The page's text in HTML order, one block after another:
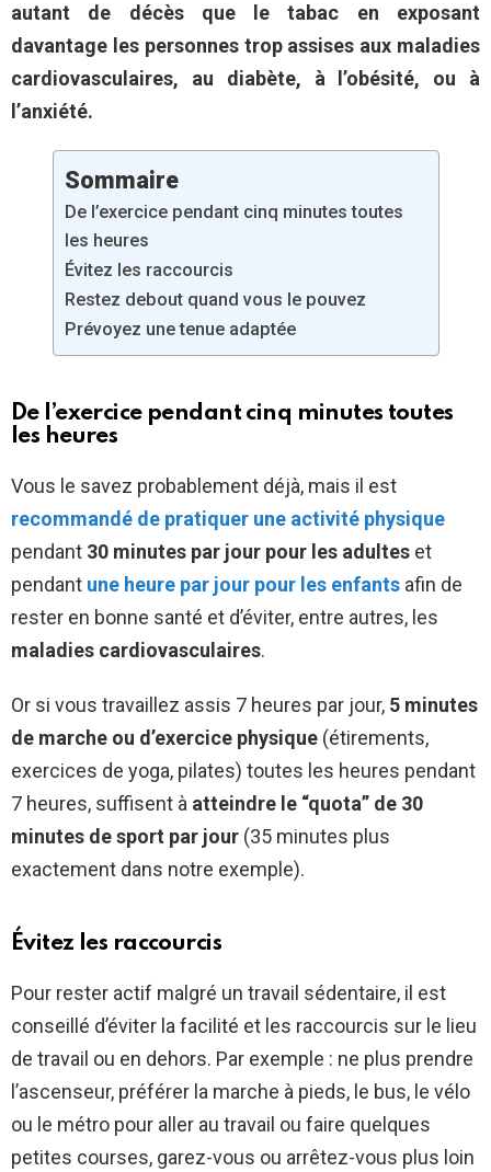
autant de décès que
le tabac en exposant
davantage les personnes trop assises aux maladies
cardiovasculaires, au diabète, à l’obésité, ou à
l’anxiété.
Sommaire
De l’exercice pendant cinq minutes toutes
les heures
Évitez les raccourcis
Restez debout quand vous le pouvez
Prévoyez une tenue adaptée
De l’exercice pendant cinq minutes toutes
les heures
Vous le savez probablement déjà, mais il est
recommandé de pratiquer une activité physique
pendant 30 minutes par jour pour les adultes et
pendant une heure par jour pour les enfants afin de
rester en bonne santé et d’éviter, entre autres, les
maladies cardiovasculaires.
Or si vous travaillez assis 7 heures par jour, 5 minutes
de marche ou d’exercice physique (étirements,
exercices de yoga, pilates) toutes les heures pendant
7 heures, suffisent à atteindre le “quota” de 30
minutes de sport par jour (35 minutes plus
exactement dans notre exemple).
Évitez les raccourcis
Pour rester actif malgré un travail sédentaire, il est
conseillé d’éviter la facilité et les raccourcis sur le lieu
de travail ou en dehors. Par exemple : ne plus prendre
l’ascenseur, préférer la marche à pieds, le bus, le vélo
ou le métro pour aller au travail ou faire quelques
petites courses, garez-vous ou arrêtez-vous plus loin